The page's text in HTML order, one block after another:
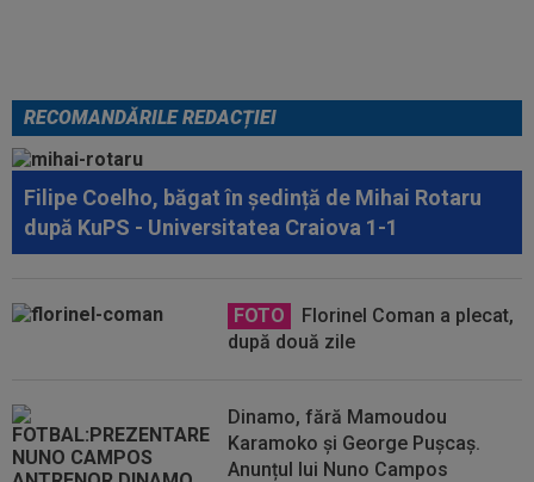
RECOMANDĂRILE REDACȚIEI
Filipe Coelho, băgat în ședință de Mihai Rotaru
după KuPS - Universitatea Craiova 1-1
FOTO
Florinel Coman a plecat,
după două zile
Dinamo, fără Mamoudou
Karamoko și George Pușcaș.
Anunțul lui Nuno Campos